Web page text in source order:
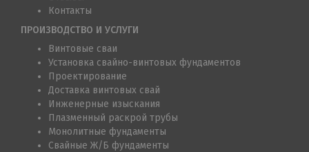
Контакты
ПРОИЗВОДСТВО И УСЛУГИ
Винтовые сваи
Установка свайно-винтовых фундаментов
Проектирование
Доставка винтовых свай
Инженерные изыскания
Плазменный раскрой трубы
Монолитные фундаменты
Свайные Ж/Б фундаменты